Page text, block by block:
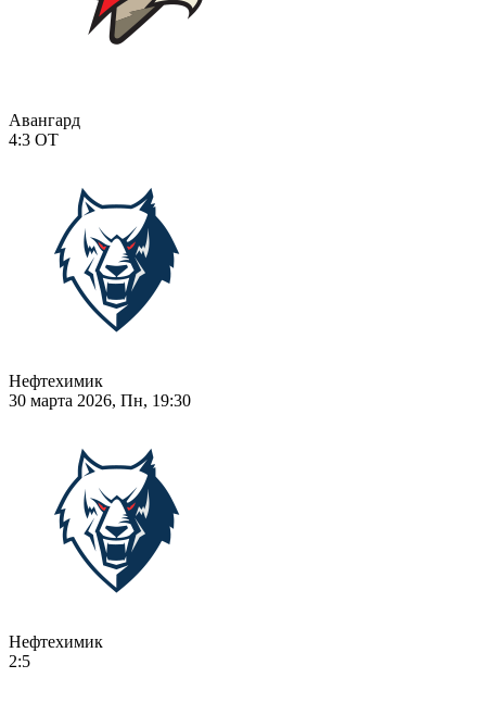
Авангард
4:3 ОТ
Нефтехимик
30 марта 2026, Пн, 19:30
Нефтехимик
2:5